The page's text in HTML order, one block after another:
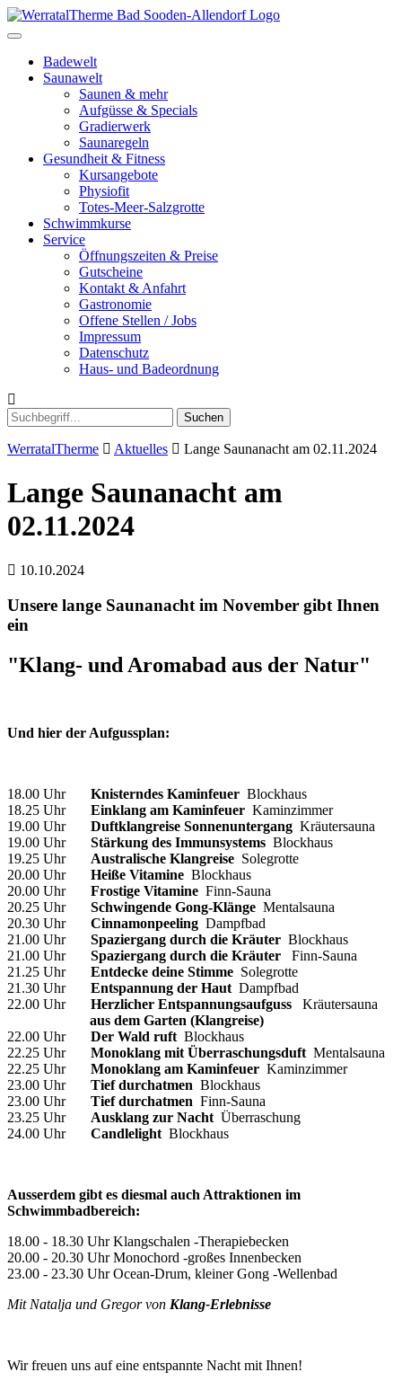
Toggle
navigationBadewelt
Saunawelt
Saunen & mehr
Aufgüsse & Specials
Gradierwerk
Saunaregeln
Gesundheit & Fitness
Kursangebote
Physiofit
Totes-Meer-Salzgrotte
Schwimmkurse
Service
Öffnungszeiten & Preise
Gutscheine
Kontakt & Anfahrt
Gastronomie
Offene Stellen / Jobs
Impressum
Datenschutz
Haus- und Badeordnung
Suchen
WerratalTherme Aktuelles Lange Saunanacht am 02.11.2024
Lange Saunanacht am
02.11.2024
10.10.2024
Unsere lange Saunanacht im November gibt Ihnen
ein
"Klang- und Aromabad aus der Natur"
Und hier der Aufgussplan:
18.00 Uhr Knisterndes Kaminfeuer Blockhaus
18.25 UhrEinklang am Kaminfeuer Kaminzimmer
19.00 Uhr Duftklangreise Sonnenuntergang Kräutersauna
19.00 Uhr Stärkung des Immunsystems Blockhaus
19.25 UhrAustralische Klangreise Solegrotte
20.00 UhrHeiße Vitamine Blockhaus
20.00 UhrFrostige Vitamine Finn-Sauna
20.25 Uhr Schwingende Gong-Klänge Mentalsauna
20.30 UhrCinnamonpeeling Dampfbad
21.00 Uhr Spaziergang durch die Kräuter Blockhaus
21.00 Uhr Spaziergang durch die Kräuter Finn-Sauna
21.25 Uhr Entdecke deine Stimme Solegrotte
21.30 Uhr Entspannung der Haut Dampfbad
22.00 Uhr Herzlicher Entspannungsaufguss Kräutersauna
aus dem Garten (Klangreise)
22.00 Uhr Der Wald ruft Blockhaus
22.25 Uhr Monoklang mit Überraschungsduft Mentalsauna
22.25 Uhr Monoklang am Kaminfeuer Kaminzimmer
23.00 Uhr Tief durchatmen Blockhaus
23.00 Uhr Tief durchatmen Finn-Sauna
23.25 Uhr Ausklang zur Nacht Überraschung
24.00 Uhr Candlelight Blockhaus
Ausserdem gibt es diesmal auch Attraktionen im
Schwimmbadbereich:
18.00 - 18.30 Uhr Klangschalen -Therapiebecken
20.00 - 20.30 Uhr Monochord -großes Innenbecken
23.00 - 23.30 Uhr Ocean-Drum, kleiner Gong -Wellenbad
Mit Natalja und Gregor von Klang-Erlebnisse
Wir freuen uns auf eine entspannte Nacht mit Ihnen!